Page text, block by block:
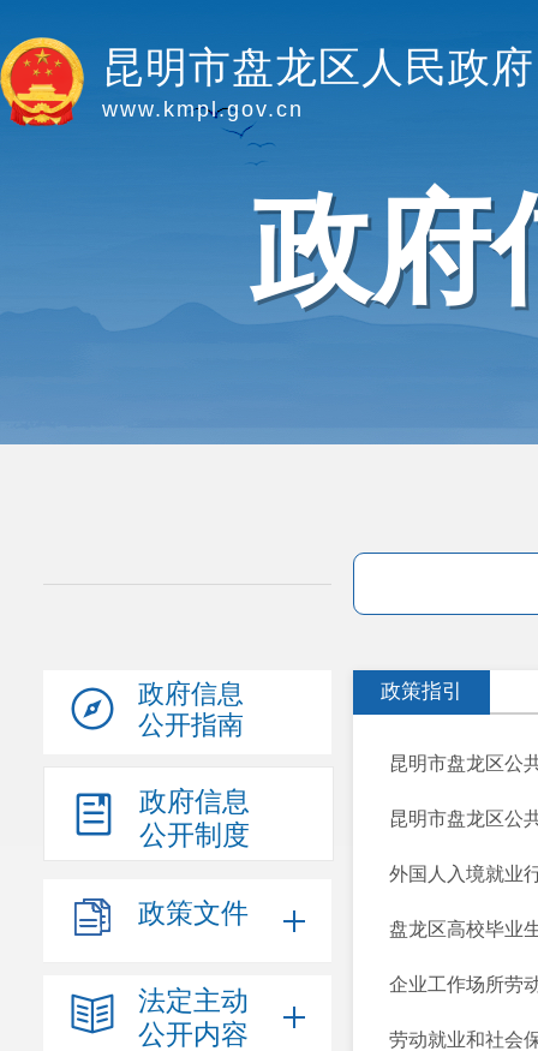
昆明市盘龙区人民政府
www.kmpl.gov.cn
政府
政府信息
公开指南
政府信息
公开制度
政策文件
法定主动
公开内容
政策指引
昆明市盘龙区公
昆明市盘龙区公
外国人入境就业
盘龙区高校毕业
企业工作场所劳
劳动就业和社会